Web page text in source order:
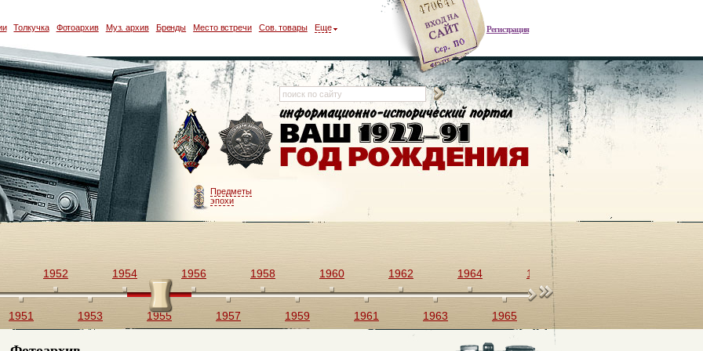
Регистрация
Толкучка Фотоархив Муз. архив Бренды Место встречи Сов. товары Еще
Предметы
эпохи
1951
1952
1953
1954
1955
1956
1957
1958
1959
1960
1961
1962
1963
1964
1965
1966